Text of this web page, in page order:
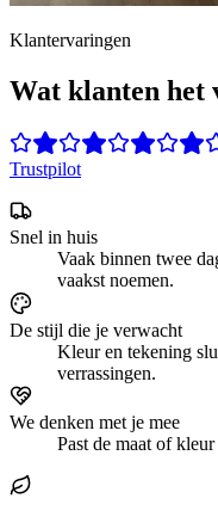
Klantervaringen
Wat klanten het
Trustpilot
Snel in huis
Vaak binnen twee
vaakst noemen.
De stijl die je verwacht
Kleur en tekening
verrassingen.
We denken met je mee
Past de maat of